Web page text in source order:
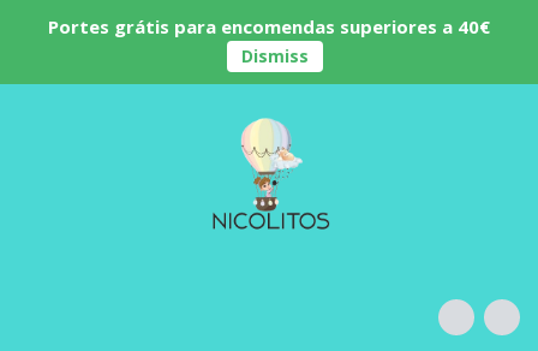
Portes grátis para encomendas superiores a 40€
Dismiss